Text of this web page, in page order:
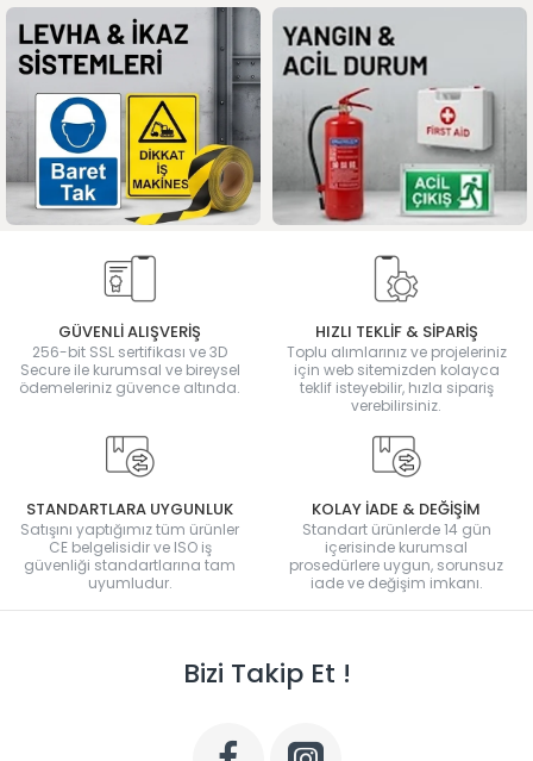
GÜVENLİ ALIŞVERİŞ
256-bit SSL sertifikası ve 3D
Secure ile kurumsal ve bireysel
ödemeleriniz güvence altında.
HIZLI TEKLİF & SİPARİŞ
Toplu alımlarınız ve projeleriniz
için web sitemizden kolayca
teklif isteyebilir, hızla sipariş
verebilirsiniz.
STANDARTLARA UYGUNLUK
Satışını yaptığımız tüm ürünler
CE belgelisidir ve ISO iş
güvenliği standartlarına tam
uyumludur.
KOLAY İADE & DEĞİŞİM
Standart ürünlerde 14 gün
içerisinde kurumsal
prosedürlere uygun, sorunsuz
iade ve değişim imkanı.
Bizi Takip Et !